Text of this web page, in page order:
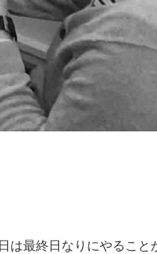
は最終日なりにやること